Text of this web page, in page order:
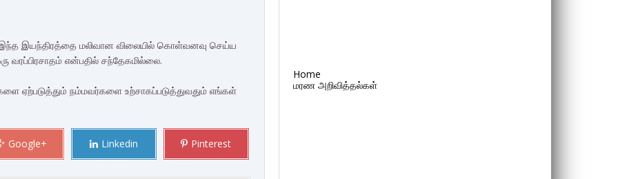
இந்த இயந்திரத்தை மலிவான விலையில் கொள்வனவு செய்ய
வரப்பிரசாதம் என்பதில் சந்தேகமில்லை.
ஏற்படுத்தும் நம்மவர்களை உற்சாகப்படுத்துவதும் எங்கள்
Google+ Linkedin Pinterest
Home
மரண அறிவித்தல்கள்